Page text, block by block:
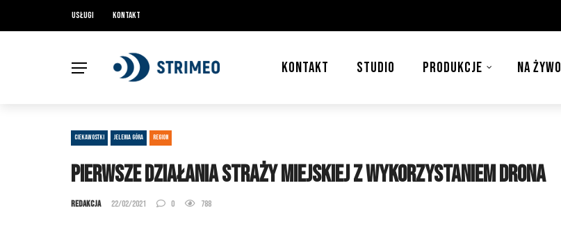
Usługi Kontakt
KONTAKT STUDIO PRODUKCJE NA ŻYWO
CIEKAWOSTKI JELENIA GÓRA REGION
Pierwsze działania Straży Miejskiej z wykorzystaniem drona
Redakcja 22/02/2021 0 788